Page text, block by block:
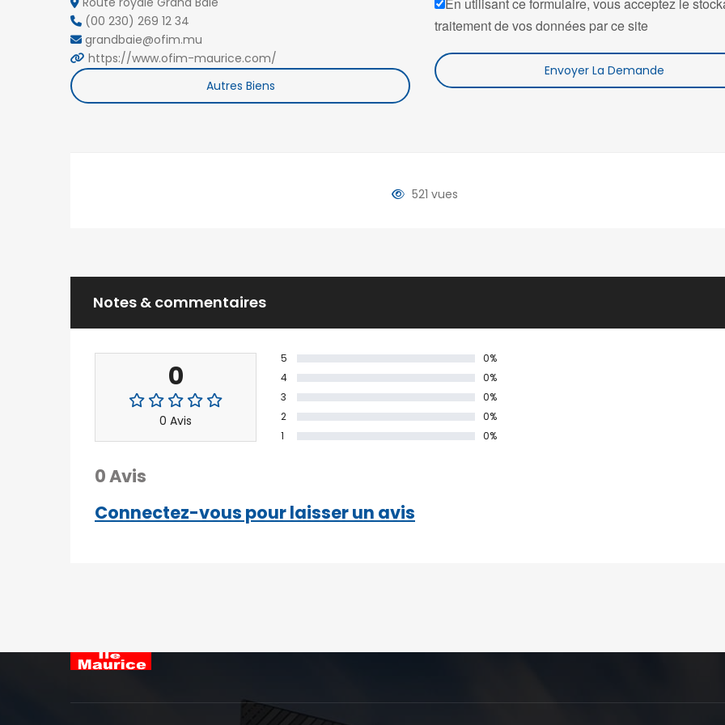
(00 230) 269 12 34
grandbaie@ofim.mu
https://www.ofim-maurice.com/
Autres Biens
traitement de vos données par ce site
Envoyer La Demande
521 vues
Notes & commentaires
0
0 Avis
5
0%
4
0%
3
0%
2
0%
1
0%
0 Avis
Connectez-vous pour laisser un avis